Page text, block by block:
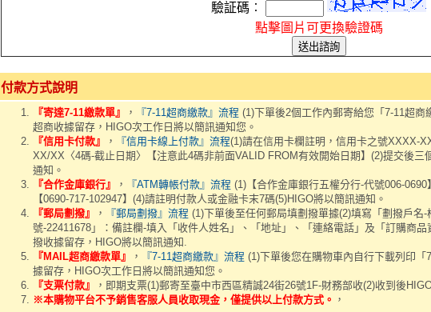
驗証碼︰
點擊圖片可更換驗證碼
付款方式說明
『寄達7-11繳款單』 ， 『7-11超商繳款』流程 (1)下單後2個工作內郵寄給您「7-11超
超商收據留存，HIGO次工作日將以簡訊通知您。
『信用卡付款』
， 『信用卡線上付款』流程(1)請在信用卡欄註明，信用卡之號XXXX-
XX/XX〈4碼-截止日期〉【注意此4碼非前面VALID FROM有效開始日期】(2)提交後
通知。
『合作金庫銀行』
， 『ATM轉帳付款』流程 (1)【合作金庫銀行五權分行-代號006-
【0690-717-102947】(4)請註明付款人或金融卡末7碼(5)HIGO將以簡訊通知。
『郵局劃撥』
， 『郵局劃撥』流程 (1)下單後至任何郵局填劃撥單據(2)填寫「劃撥戶名
號-22411678」：備註欄-填入「收件人姓名」、「地址」、「連絡電話」及「訂購商品
撥收據留存，HIGO將以簡訊通知.
『MAIL超商繳款單』
， 『7-11超商繳款』流程 (1)下單後您在購物車內自行下載列印
據留存，HIGO次工作日將以簡訊通知您。
『支票付款』
，即期支票(1)郵寄至臺中市西區精誠24街26號1F-財務部收(2)收到後
※本購物平台不予銷售客服人員收取現金，僅提供以上付款方式。 ，